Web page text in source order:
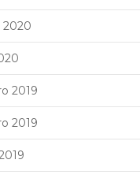
2020
2019
2019